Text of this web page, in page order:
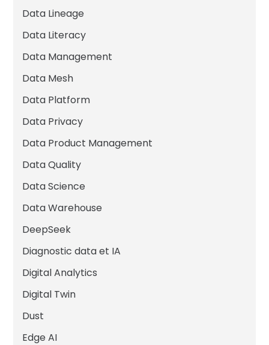
Data Lineage
Data Literacy
Data Management
Data Mesh
Data Platform
Data Privacy
Data Product Management
Data Quality
Data Science
Data Warehouse
DeepSeek
Diagnostic data et IA
Digital Analytics
Digital Twin
Dust
Edge AI